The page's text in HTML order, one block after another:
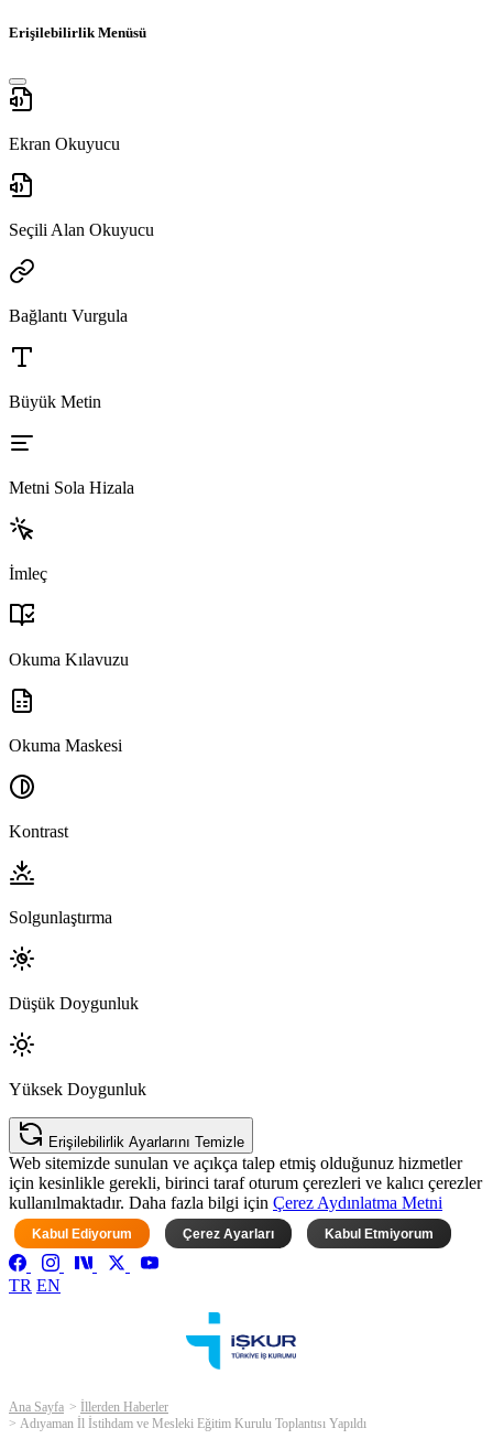
Erişilebilirlik Menüsü
Ekran Okuyucu
Seçili Alan Okuyucu
Bağlantı Vurgula
Büyük Metin
Metni Sola Hizala
İmleç
Okuma Kılavuzu
Okuma Maskesi
Kontrast
Solgunlaştırma
Düşük Doygunluk
Yüksek Doygunluk
Erişilebilirlik Ayarlarını Temizle
Web sitemizde sunulan ve açıkça talep etmiş olduğunuz hizmetler
için kesinlikle gerekli, birinci taraf oturum çerezleri ve kalıcı çerezler
kullanılmaktadır. Daha fazla bilgi için Çerez Aydınlatma Metni
Kabul Ediyorum Çerez Ayarları Kabul Etmiyorum
TR EN
Ana Sayfa
İllerden Haberler
Adıyaman İl İstihdam ve Mesleki Eğitim Kurulu Toplantısı Yapıldı